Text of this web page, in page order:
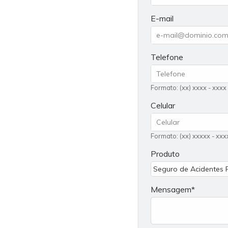
E-mail
Telefone
Formato: (xx) xxxx - xxxx
Celular
Formato: (xx) xxxxx -
Produto
Mensagem